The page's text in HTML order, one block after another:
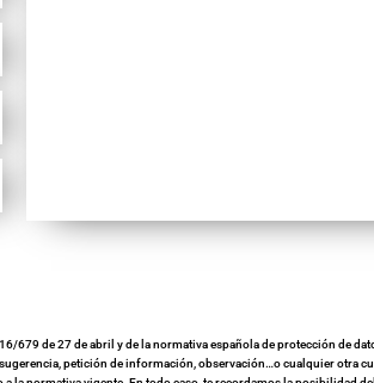
de 27 de abril y de la normativa española de protección de
petición de información, observación…o cualquier otra